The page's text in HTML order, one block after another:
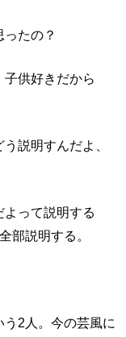
たの？
供好きだから
説明すんだよ、
って説明する
部説明する。
2人。今の芸風に